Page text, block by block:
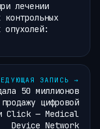
лечении
опухолей:
ЗАПИСЬ →
50 миллионов
цифровой
Click — Medical
Device Network